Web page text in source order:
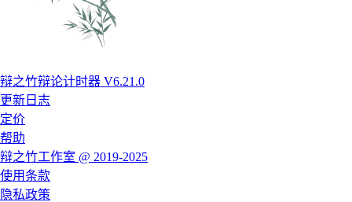
辩之竹辩论计时器 V6.21.0
更新日志
定价
帮助
辩之竹工作室 @ 2019-2025
使用条款
隐私政策